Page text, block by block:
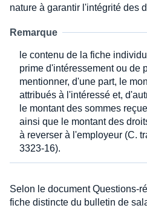
nature à garantir l'intégrité des
Remarque
le contenu de la fiche
prime d'intéressement ou de
mentionner, d'une part, le
attribués à l'intéressé et,
le montant des sommes
ainsi que le montant des
à reverser à l'employeur (C.
3323-16).
Selon le document Questions-
fiche distincte du bulletin de